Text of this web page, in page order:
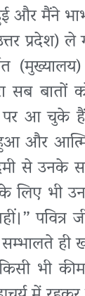
मैंने
प्रदेश)
सब
आ चुके
और
से उनके
भी
ही
भी